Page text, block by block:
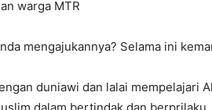
warga MTR
mengajukannya? Selama ini
duniawi dan lalai mempelajari